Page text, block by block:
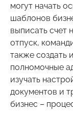
могут начать
шаблонов
выписать счет
отпуск,
также создать
полномочные
изучать
документов и
бизнес –